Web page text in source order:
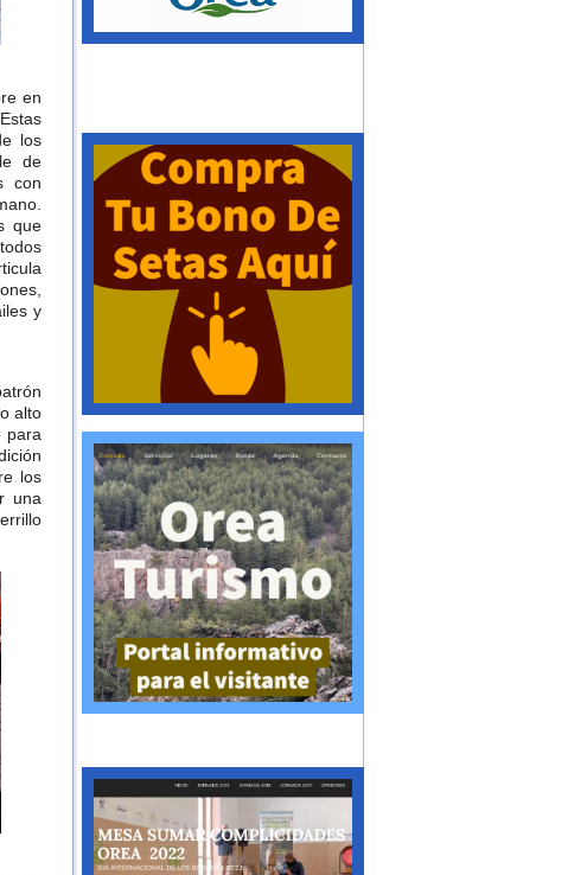
en
los
de
con
que
y
alto
para
los
una